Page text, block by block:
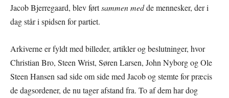
Jacob Bjerregaard, blev førtsammen medde mennesker, der i
dag står i spidsen for partiet.
Arkiverne er fyldt med billeder, artikler og beslutninger, hvor
Christian Bro, Steen Wrist, Søren Larsen, John Nyborg og Ole
Steen Hansen sad side om side med Jacob og stemte for præcis
de dagsordener, de nu tager afstand fra. To af dem har dog